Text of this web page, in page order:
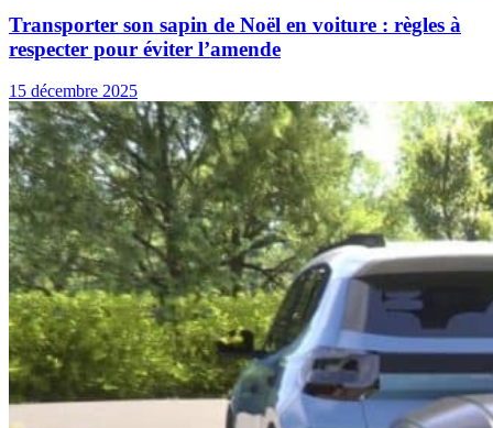
Transporter son sapin de Noël en voiture : règles à
respecter pour éviter l’amende
15 décembre 2025